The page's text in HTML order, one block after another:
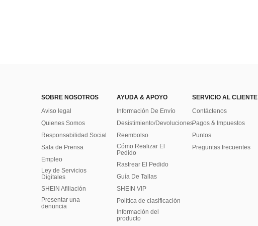
SOBRE NOSOTROS
Aviso legal
Quienes Somos
Responsabilidad Social
Sala de Prensa
Empleo
Ley de Servicios
Digitales
SHEIN Afiliación
Presentar una
denuncia
AYUDA & APOYO
Información De Envío
Desistimiento/Devoluciones
Reembolso
Cómo Realizar El
Pedido
Rastrear El Pedido
Guía De Tallas
SHEIN VIP
Política de clasificación
​Información del
producto
SERVICIO AL CLIENTE
Contáctenos
Pagos & Impuestos
Puntos
Preguntas frecuentes